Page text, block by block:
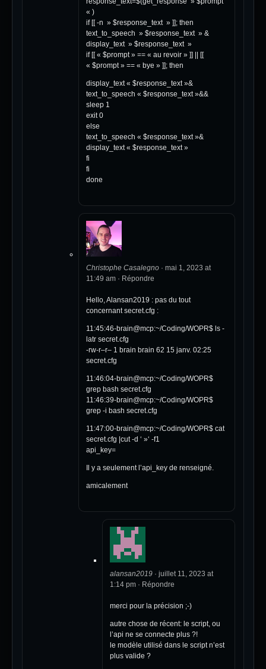
« )
if [[ -n » $response_text » ]]; then
text_to_speech » $response_text » &
display_text » $response_text »
if [[ « $prompt » == « au revoir » ]] || [[
« $prompt » == « bye » ]]; then
display_text « $response_text »&
text_to_speech « $response_text »&&
sleep 1
exit 0
else
text_to_speech « $response_text »&
display_text « $response_text »
fi
fi
done
Christophe Casalegno · mai 1, 2023 at
11:49 am · Répondre
Hello, Alansan2019 : pas du tout
concernant secret.cfg :
11:45:46-brain@mcp:~/Coding/WOPR$ ls -
latr secret.cfg
-rw-r–r– 1 brain brain 62 15 janv. 02:25
secret.cfg
11:46:04-brain@mcp:~/Coding/WOPR$
grep bash secret.cfg
11:46:39-brain@mcp:~/Coding/WOPR$
grep -i bash secret.cfg
11:47:00-brain@mcp:~/Coding/WOPR$ cat
secret.cfg |cut -d ‘ »‘ -f1
api_key=
Il y a seulement l’api_key de renseigné.
amicalement
alansan2019 · juillet 11, 2023 at
1:14 pm · Répondre
merci pour la précision ;-)
autre chose de récent: le script, ou
l’api ne se connecte plus ?!
le modèle utilisé dans le script n’est
plus valide ?